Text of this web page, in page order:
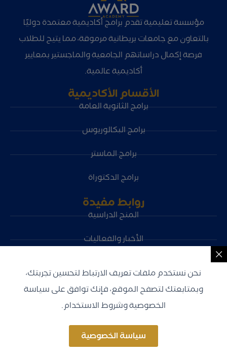
مؤسسة تعليمية تقدم برامج أكاديمية معتمدة دوليًا
بالتعاون مع جامعات بريطانية مرموقة، مما يتيح للطلاب
فرصة إكمال دراساتهم الجامعية والماجستير بمعايير
أكاديمية عالمية.
الأقسام الأكاديمية
برامج الثانوية العامة
برامج البكالوريوس
برامج الماستر
برامج الدكتوراة
روابط مفيدة
المنح الدراسية
الأخبار والفعاليات
سياسة الخصوصية
جميع الحقوق محفوظة © 2026
نحن نستخدم ملفات تعريف الارتباط لتحسين تجربتك،
وبمتابعتك لتصفح الموقع، فإنك توافق على سياسة
الخصوصية وشروط الاستخدام.
سياسة الخصوصية